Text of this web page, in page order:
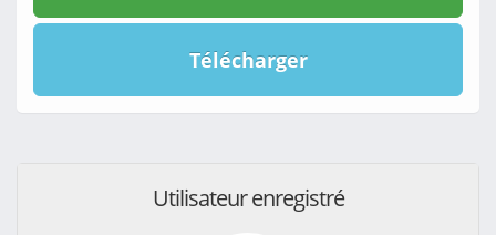
Télécharger
Utilisateur enregistré